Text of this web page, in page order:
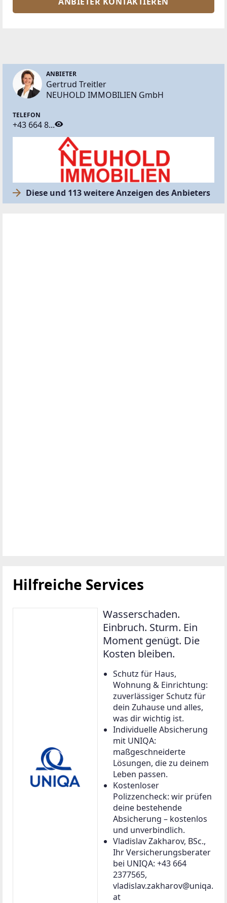
ANBIETER
Gertrud Treitler
NEUHOLD IMMOBILIEN GmbH
TELEFON
+43 664 8...
Diese und 113 weitere Anzeigen des Anbieters
Hilfreiche Services
Wasserschaden.
Einbruch. Sturm. Ein
Moment genügt. Die
Kosten bleiben.
Schutz für Haus,
Wohnung & Einrichtung:
zuverlässiger Schutz für
dein Zuhause und alles,
was dir wichtig ist.
Individuelle Absicherung
mit UNIQA:
maßgeschneiderte
Lösungen, die zu deinem
Leben passen.
Kostenloser
Polizzencheck: wir prüfen
deine bestehende
Absicherung – kostenlos
und unverbindlich.
Vladislav Zakharov, BSc.,
Ihr Versicherungsberater
bei UNIQA: +43 664
2377565,
vladislav.zakharov@uniqa.
at